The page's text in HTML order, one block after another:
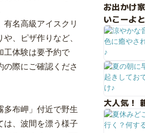
名高級アイスクリ
、ピザ作りなど、
工体験は要予約で
際にご確認くださ
布岬」付近で野生
は、波間を漂う様子
お出かけ
いこーよ
大人気！